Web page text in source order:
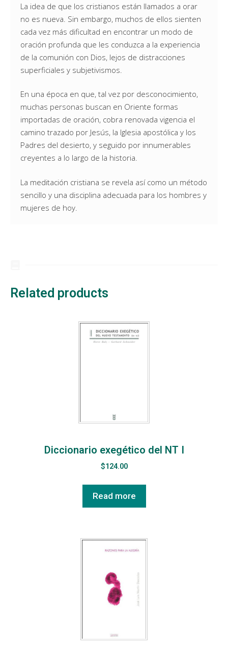
La idea de que los cristianos están llamados a orar
no es nueva. Sin embargo, muchos de ellos sienten
cada vez más dificultad en encontrar un modo de
oración profunda que les conduzca a la experiencia
de la comunión con Dios, lejos de distracciones
superficiales y subjetivismos.
En una época en que, tal vez por desconocimiento,
muchas personas buscan en Oriente formas
importadas de oración, cobra renovada vigencia el
camino trazado por Jesús, la Iglesia apostólica y los
Padres del desierto, y seguido por innumerables
creyentes a lo largo de la historia.
La meditación cristiana se revela así como un método
sencillo y una disciplina adecuada para los hombres y
mujeres de hoy.
Related products
Diccionario exegético del NT I
$124.00
Read more